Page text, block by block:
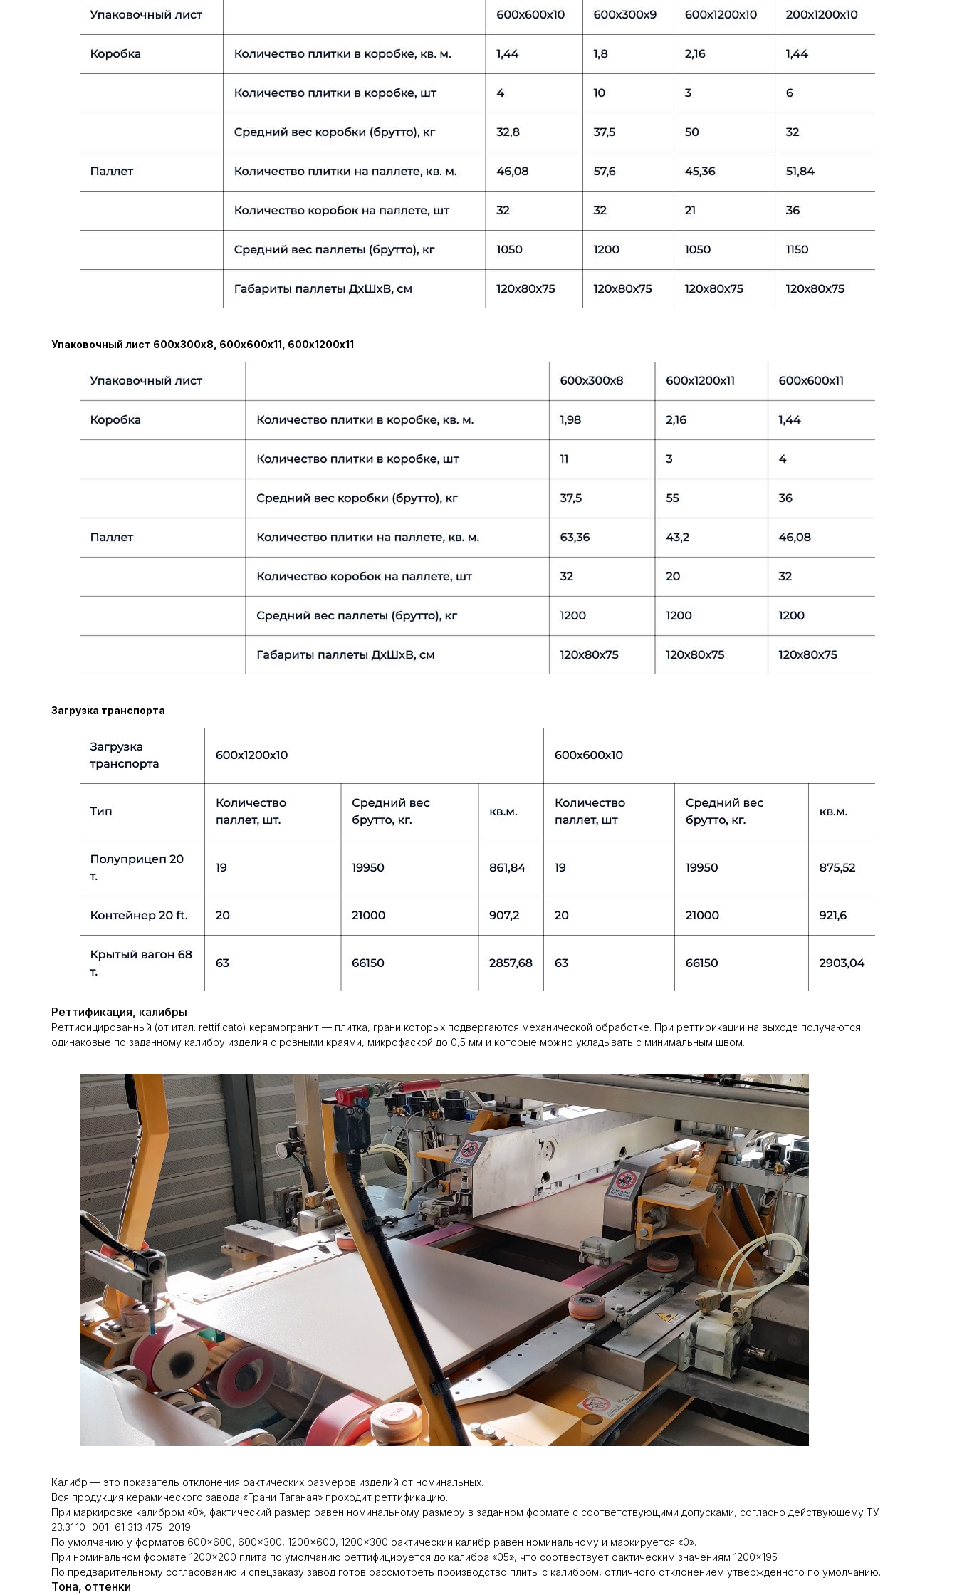
Упаковочный лист 600х300х8, 600х600х11, 600х1200х11
Загрузка транспорта
Реттификация, калибры
Реттифицированный (от итал. rettificato) керамогранит — плитка, грани которых подвергаются механической обработке. При реттификации на выходе получаются
одинаковые по заданному калибру изделия с ровными краями, микрофаской до 0,5 мм и которые можно укладывать с минимальным швом.
Калибр — это показатель отклонения фактических размеров изделий от номинальных.
Вся продукция керамического завода «Грани Таганая» проходит реттификацию.
При маркировке калибром «0», фактический размер равен номинальному размеру в заданном формате с соответствующими допусками, согласно действующему ТУ
23.31.10−001−61 313 475−2019.
По умолчанию у форматов 600×600, 600×300, 1200×600, 1200×300 фактический калибр равен номинальному и маркируется «0».
При номинальном формате 1200×200 плита по умолчанию реттифицируется до калибра «05», что соотвествует фактическим значениям 1200×195
По предварительному согласованию и спецзаказу завод готов рассмотреть производство плиты с калибром, отличного отклонением утвержденного по умолчанию.
Тона, оттенки